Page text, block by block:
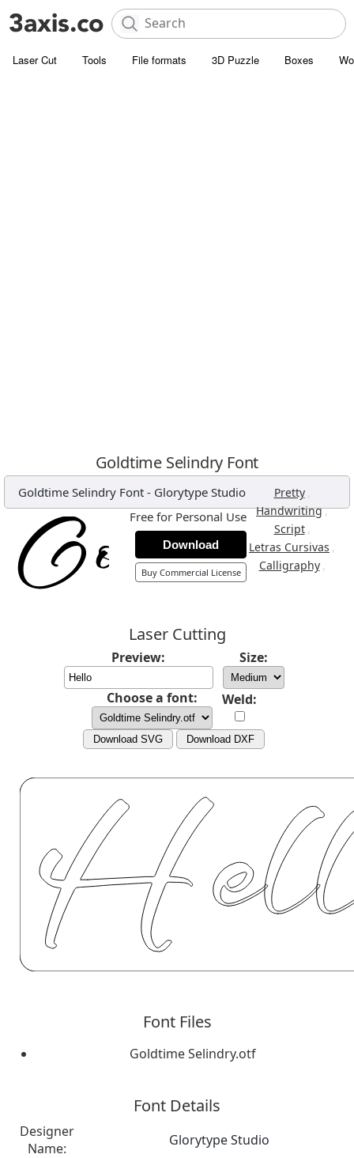
Laser Cut Tools File formats 3D Puzzle Boxes
Goldtime Selindry Font
Goldtime Selindry Font- Glorytype Studio Pretty ,
Handwriting,
Script ,
Letras Cursivas ,
Calligraphy ,
Free for Personal Use
Download
Buy Commercial License
Laser Cutting
Preview: Size:
Choose a font: Weld:
Download SVG Download DXF
Font Files
Goldtime Selindry.otf
Font Details
Designer
Name:
Glorytype Studio